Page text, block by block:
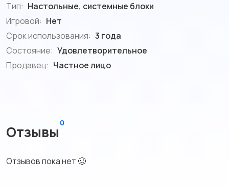
Тип: Настольные, системные блоки
Игровой: Нет
Срок использования: 3 года
Состояние: Удовлетворительное
Продавец: Частное лицо
Отзывы
0
Отзывов пока нет 🥴